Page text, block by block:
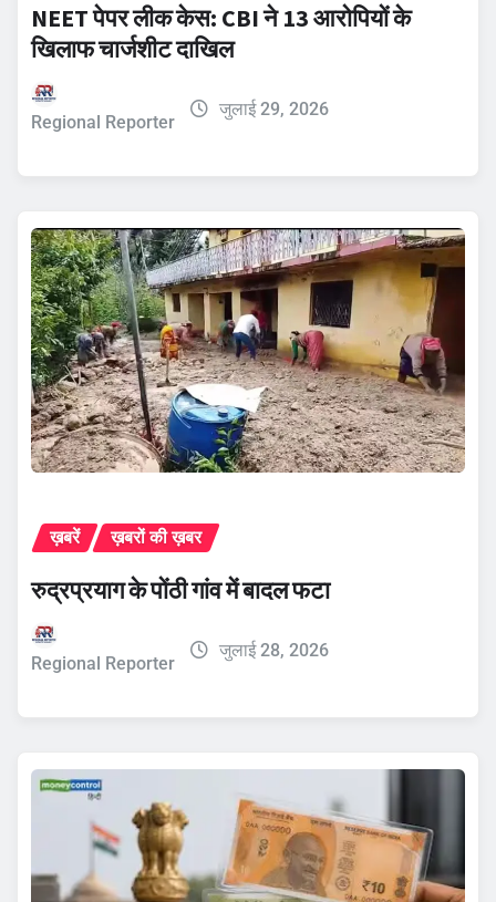
NEET पेपर लीक केस: CBI ने 13 आरोपियों के
खिलाफ चार्जशीट दाखिल
Regional Reporter
जुलाई 29, 2026
ख़बरें ख़बरों की ख़बर
रुद्रप्रयाग के पोंठी गांव में बादल फटा
Regional Reporter
जुलाई 28, 2026